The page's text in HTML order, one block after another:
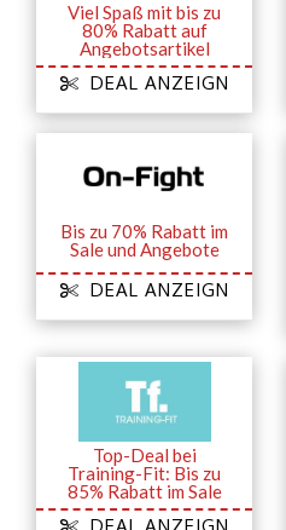
Viel Spaß mit bis zu
80% Rabatt auf
Angebotsartikel
DEAL ANZEIGN
Bis zu 70% Rabatt im
Sale und Angebote
DEAL ANZEIGN
Top-Deal bei
Training-Fit: Bis zu
85% Rabatt im Sale